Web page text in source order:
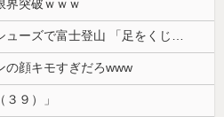
界突破ｗｗｗ
ドイツ人男性がランニングシューズで富士登山 「足をくじいて動けない」
の顔キモすぎだろwww
９）」